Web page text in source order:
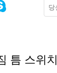
틈 스위치